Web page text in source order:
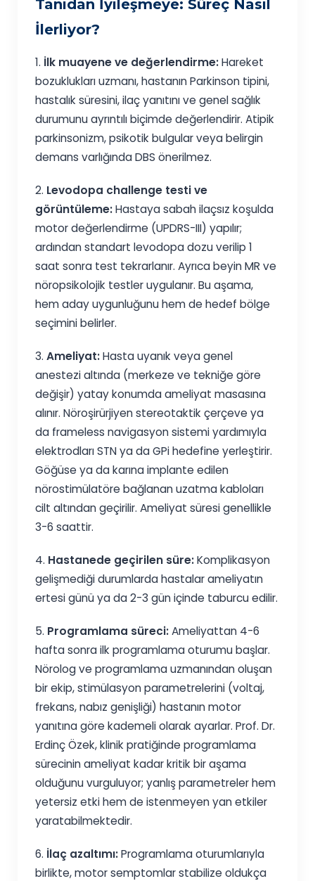
Tanıdan İyileşmeye: Süreç Nasıl
İlerliyor?
1. İlk muayene ve değerlendirme:Hareket
bozuklukları uzmanı, hastanın Parkinson tipini,
hastalık süresini, ilaç yanıtını ve genel sağlık
durumunu ayrıntılı biçimde değerlendirir. Atipik
parkinsonizm, psikotik bulgular veya belirgin
demans varlığında DBS önerilmez.
2. Levodopa challenge testi ve
görüntüleme:Hastaya sabah ilaçsız koşulda
motor değerlendirme (UPDRS-III) yapılır;
ardından standart levodopa dozu verilip 1
saat sonra test tekrarlanır. Ayrıca beyin MR ve
nöropsikolojik testler uygulanır. Bu aşama,
hem aday uygunluğunu hem de hedef bölge
seçimini belirler.
3.Ameliyat:Hasta uyanık veya genel
anestezi altında (merkeze ve tekniğe göre
değişir) yatay konumda ameliyat masasına
alınır. Nöroşirürjiyen stereotaktik çerçeve ya
da frameless navigasyon sistemi yardımıyla
elektrodları STN ya da GPi hedefine yerleştirir.
Göğüse ya da karına implante edilen
nörostimülatöre bağlanan uzatma kabloları
cilt altından geçirilir. Ameliyat süresi genellikle
3-6 saattir.
4. Hastanede geçirilen süre:Komplikasyon
gelişmediği durumlarda hastalar ameliyatın
ertesi günü ya da 2-3 gün içinde taburcu edilir.
5. Programlama süreci:Ameliyattan 4-6
hafta sonra ilk programlama oturumu başlar.
Nörolog ve programlama uzmanından oluşan
bir ekip, stimülasyon parametrelerini (voltaj,
frekans, nabız genişliği) hastanın motor
yanıtına göre kademeli olarak ayarlar. Prof. Dr.
Erdinç Özek, klinik pratiğinde programlama
sürecinin ameliyat kadar kritik bir aşama
olduğunu vurguluyor; yanlış parametreler hem
yetersiz etki hem de istenmeyen yan etkiler
yaratabilmektedir.
6. İlaç azaltımı:Programlama oturumlarıyla
birlikte, motor semptomlar stabilize oldukça